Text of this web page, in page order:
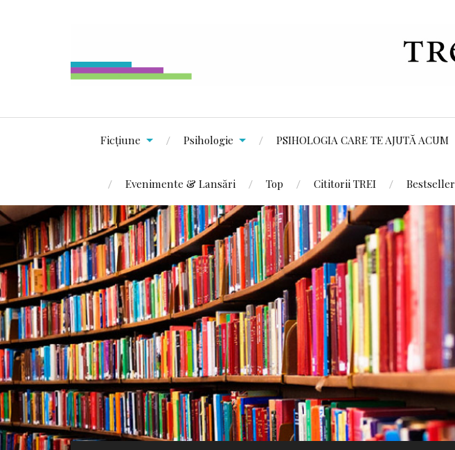
Ficțiune Psihologie PSIHOLOGIA CARE TE AJUTĂ ACUM
Evenimente & Lansări Top Cititorii TREI Bestseller